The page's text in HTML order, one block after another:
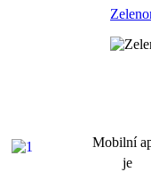
Mobilní
je